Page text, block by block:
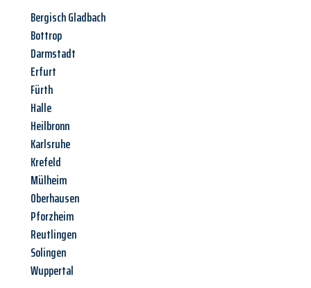
Bergisch Gladbach
Bottrop
Darmstadt
Erfurt
Fürth
Halle
Heilbronn
Karlsruhe
Krefeld
Mülheim
Oberhausen
Pforzheim
Reutlingen
Solingen
Wuppertal